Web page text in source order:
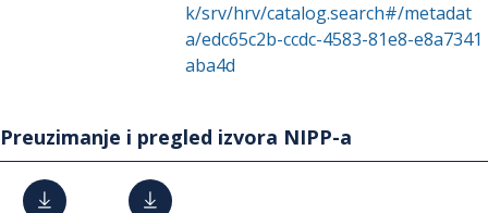
k/srv/hrv/catalog.search#/metadat
a/edc65c2b-ccdc-4583-81e8-e8a7341
aba4d
Preuzimanje i pregled izvora NIPP-a